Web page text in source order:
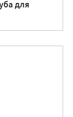
для